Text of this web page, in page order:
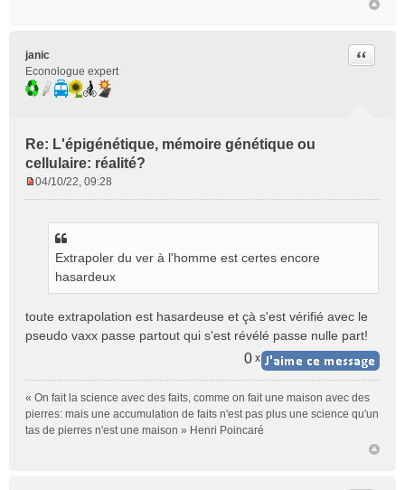
janic
Econologue expert
Re: L'épigénétique, mémoire génétique ou
cellulaire: réalité?
Citer
o
n
04/10/22, 09:28
Extrapoler du ver à l'homme est certes encore
hasardeux
toute extrapolation est hasardeuse et çà s'est vérifié avec le
pseudo vaxx passe partout qui s'est révélé passe nulle part!
0 x
« On fait la science avec des faits, comme on fait une maison avec des
pierres: mais une accumulation de faits n'est pas plus une science qu'un
tas de pierres n'est une maison » Henri Poincaré